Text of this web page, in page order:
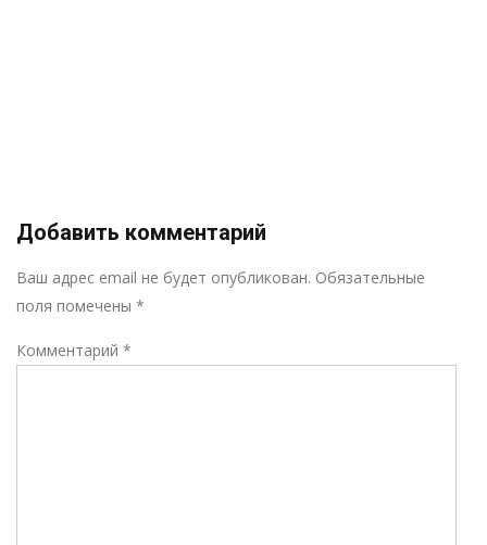
Добавить комментарий
Ваш адрес email не будет опубликован. Обязательные
поля помечены *
Комментарий *